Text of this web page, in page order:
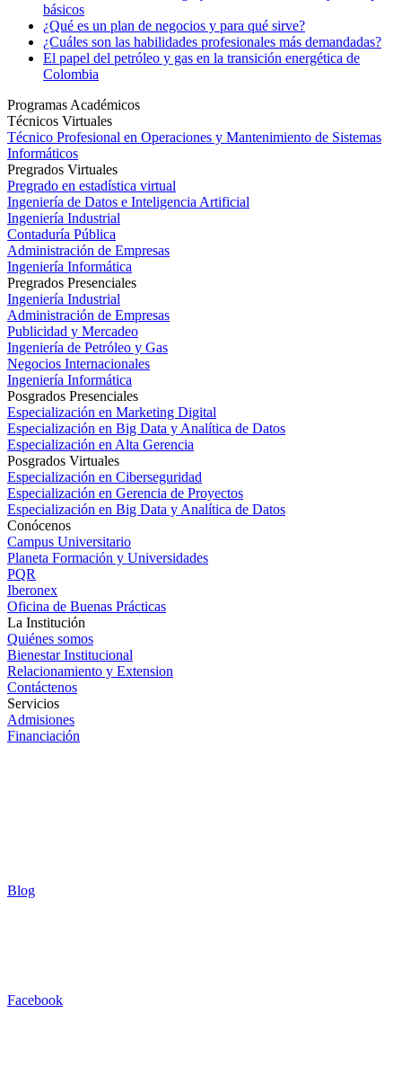
básicos
¿Qué es un plan de negocios y para qué sirve?
¿Cuáles son las habilidades profesionales más demandadas?
El papel del petróleo y gas en la transición energética de
Colombia
Programas Académicos
Técnicos Virtuales
Técnico Profesional en Operaciones y Mantenimiento de Sistemas
Informáticos
Pregrados Virtuales
Pregrado en estadística virtual
Ingeniería de Datos e Inteligencia Artificial
Ingeniería Industrial
Contaduría Pública
Administración de Empresas
Ingeniería Informática
Pregrados Presenciales
Ingeniería Industrial
Administración de Empresas
Publicidad y Mercadeo
Ingeniería de Petróleo y Gas
Negocios Internacionales
Ingeniería Informática
Posgrados Presenciales
Especialización en Marketing Digital
Especialización en Big Data y Analítica de Datos
Especialización en Alta Gerencia
Posgrados Virtuales
Especialización en Ciberseguridad
Especialización en Gerencia de Proyectos
Especialización en Big Data y Analítica de Datos
Conócenos
Campus Universitario
Planeta Formación y Universidades
PQR
Iberonex
Oficina de Buenas Prácticas
La Institución
Quiénes somos
Bienestar Institucional
Relacionamiento y Extension
Contáctenos
Servicios
Admisiones
Financiación
Blog
Facebook